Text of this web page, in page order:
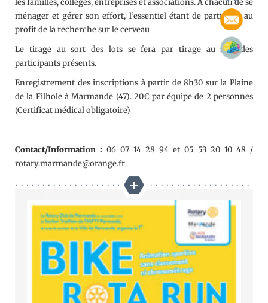
les familles, collèges, entreprises et associations. À chacun de se
ménager et gérer son effort, l’essentiel étant de participer au
profit de la recherche sur le cerveau
Le tirage au sort des lots se fera par tirage au sort des
participants présents.
Enregistrement des inscriptions à partir de 8h30 sur la Plaine
de la Filhole à Marmande (47). 20€ par équipe de 2 personnes
(Certificat médical obligatoire)
Contact/Information : 06 07 14 28 94 et 05 53 20 10 48 /
rotary.marmande@orange.fr